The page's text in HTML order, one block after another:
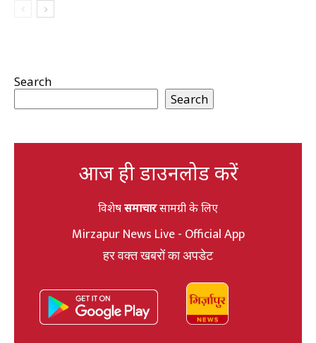
Search
Search
आज ही डाउनलोड करें
विशेषसमाचारसामग्री के लिए
Mirzapur News Live - Official App
हर वक्त खबरों का अपडेट